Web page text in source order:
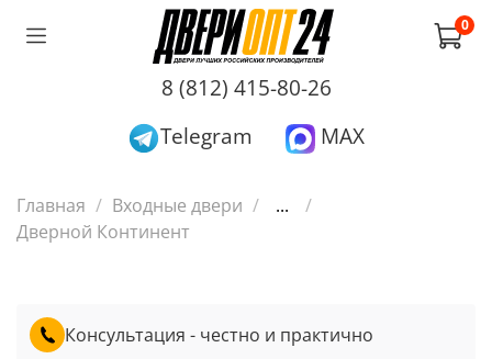
0
8 (812) 415-80-26
Telegram
MAX
Главная Входные двери
...
Дверной Континент
Консультация - честно и практично